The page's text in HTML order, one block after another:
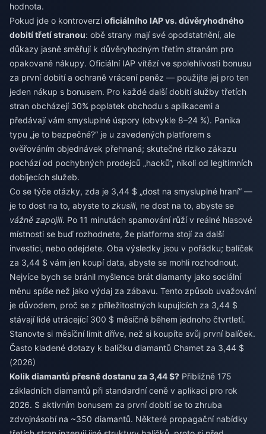
hodnota.
Pokud jde o kontroverzi oficiálního IAP vs. důvěryhodného
dobití třetí stranou: obě strany mají své opodstatnění, ale
důkazy jasně směřují k důvěryhodným třetím stranám pro
opakované nákupy. Oficiální IAP vítězí ve spolehlivosti bonusu
za první dobití a ochraně vrácení peněz — použijte jej pro ten
jeden nákup s bonusem. Pro každé další dobití služby třetích
stran obcházejí 30% poplatek obchodu s aplikacemi a
předávají vám smysluplné úspory (obvykle 8–24 %). Panika
typu „je to bezpečné?“ je u zavedených platforem s
ověřováním objednávek přehnaná; skutečné riziko zákazu
pochází od pochybných prodejců „hacků“, nikoli od legitimních
dobíjecích služeb.
Co se týče otázky, zda je 3,44 $ „dost na smysluplné hraní“ —
je to dost na to, abyste to zkusili, ne dost na to, abyste se
vážně zapojili. Po 11 minutách spamování růží v reálné hlasové
místnosti se buď rozhodnete, že platforma stojí za další
investici, nebo odejdete. Oba výsledky jsou v pořádku; balíček
za 3,44 $ vám jen koupí data, abyste se mohli rozhodnout.
Nejvíce bych se bránil myšlence brát diamanty jako sociální
měnu spíše než jako výdaj za zábavu. Tento způsob uvažování
je důvodem, proč se z příležitostných kupujících za 3,44 $
stávají lidé utrácející 300 $ měsíčně během jednoho čtvrtletí.
Stanovte si měsíční limit dříve, než si koupíte svůj první balíček.
Často kladené dotazy k balíčku diamantů Chamet za 3,44 $
(2026)
Kolik diamantů přesně dostanu za 3,44 $? Přibližně 175
základních diamantů při standardní ceně v aplikaci pro rok
2026. S aktivním bonusem za první dobití se to zhruba
zdvojnásobí na ~350 diamantů. Některé propagační nabídky